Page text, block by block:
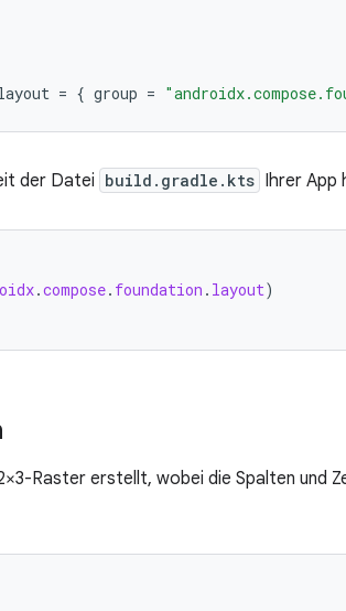
= { group =
der Datei build.gradle.kts Ihrer App
.compose. foundation . layout)
Raster erstellt, wobei die Spalten und